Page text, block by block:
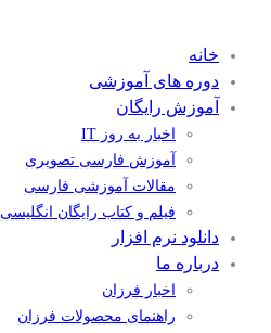
خانه
دوره های آموزشی
آموزش رایگان
اخبار به روز IT
آموزش فارسی تصویری
مقالات آموزشی فارسی
فیلم و کتاب رایگان انگلیسی
دانلود نرم افزار
درباره ما
اخبار فرزان
راهنمای محصولات فرزان